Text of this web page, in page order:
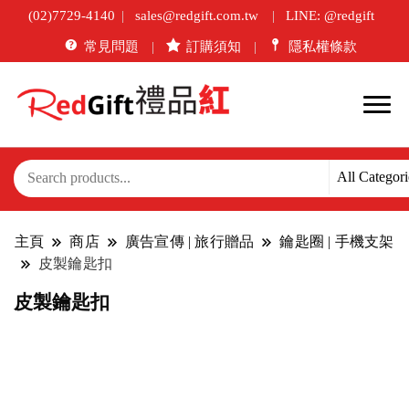
(02)7729-4140 sales@redgift.com.tw LINE: @redgift
常見問題 訂購須知 隱私權條款
主頁 商店 廣告宣傳 | 旅行贈品
鑰匙圈 | 手機支架
皮製鑰匙扣
皮製鑰匙扣